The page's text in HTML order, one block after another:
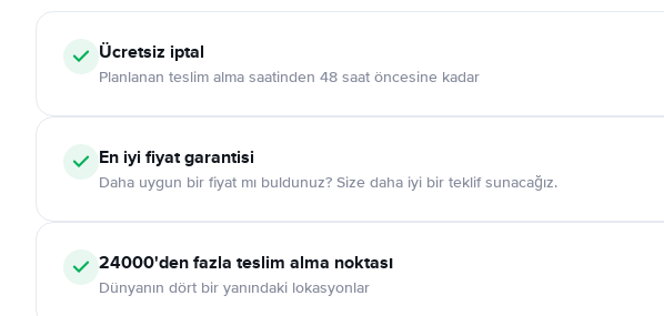
Ücretsiz iptal
Planlanan teslim alma saatinden 48 saat öncesine kadar
En iyi fiyat garantisi
Daha uygun bir fiyat mı buldunuz? Size daha iyi bir teklif sunacağız.
24000'den fazla teslim alma noktası
Dünyanın dört bir yanındaki lokasyonlar